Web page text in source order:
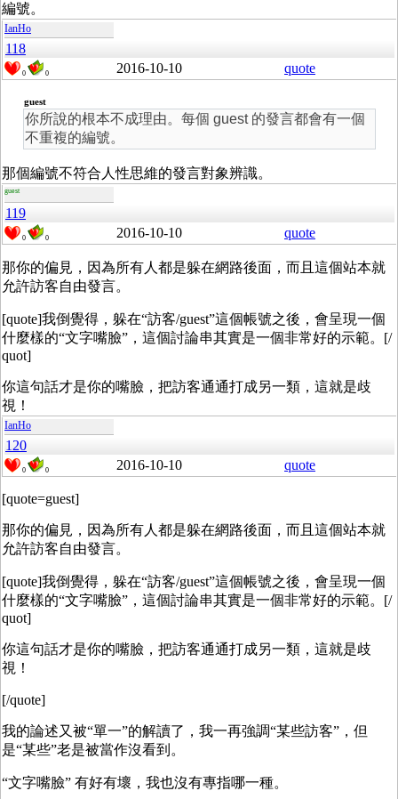
編號。
IanHo
118
0 0 2016-10-10 quote
guest
你所說的根本不成理由。每個 guest 的發言都會有一個
不重複的編號。
那個編號不符合人性思維的發言對象辨識。
guest
119
0 0 2016-10-10 quote
那你的偏見，因為所有人都是躲在網路後面，而且這個站本就
允許訪客自由發言。
[quote]我倒覺得，躲在“訪客/guest”這個帳號之後，會呈現一個
什麼樣的“文字嘴臉”，這個討論串其實是一個非常好的示範。[/
quot]
你這句話才是你的嘴臉，把訪客通通打成另一類，這就是歧
視！
IanHo
120
0 0 2016-10-10 quote
[quote=guest]
那你的偏見，因為所有人都是躲在網路後面，而且這個站本就
允許訪客自由發言。
[quote]我倒覺得，躲在“訪客/guest”這個帳號之後，會呈現一個
什麼樣的“文字嘴臉”，這個討論串其實是一個非常好的示範。[/
quot]
你這句話才是你的嘴臉，把訪客通通打成另一類，這就是歧
視！
[/quote]
我的論述又被“單一”的解讀了，我一再強調“某些訪客”，但
是“某些”老是被當作沒看到。
“文字嘴臉” 有好有壞，我也沒有專指哪一種。